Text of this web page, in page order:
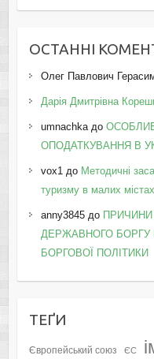
ОСТАННІ
Олег Павлович
Дарія Дмитрівна
umnachkaдо
ОПОДАТКУВАННЯ В
vox1до Методичні
туризму в малих
anny3845до
ДЕРЖАВНОГО БОРГУ
БОРГОВОЇ ПОЛІТИКИ
ТЕҐИ
Європейський союз ЄС